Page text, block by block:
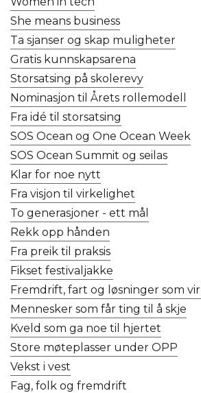
She means business
Ta sjanser og skap muligheter
Gratis kunnskapsarena
Storsatsing på skolerevy
Nominasjon til Årets rollemodell
Fra idé til storsatsing
SOS Ocean og One Ocean Week
SOS Ocean Summit og seilas
Klar for noe nytt
Fra visjon til virkelighet
To generasjoner - ett mål
Rekk opp hånden
Fra preik til praksis
Fikset festivaljakke
Fremdrift, fart og løsninger som
Mennesker som får ting til å skje
Kveld som ga noe til hjertet
Store møteplasser under OPP
Vekst i vest
Fag, folk og fremdrift